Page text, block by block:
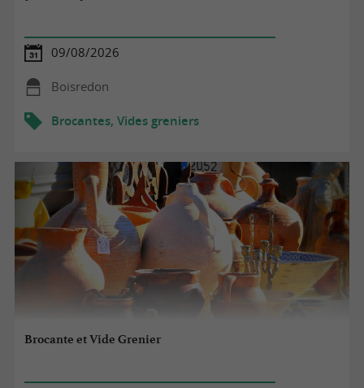
09/08/2026
Boisredon
Brocantes, Vides greniers
Brocante et Vide Grenier